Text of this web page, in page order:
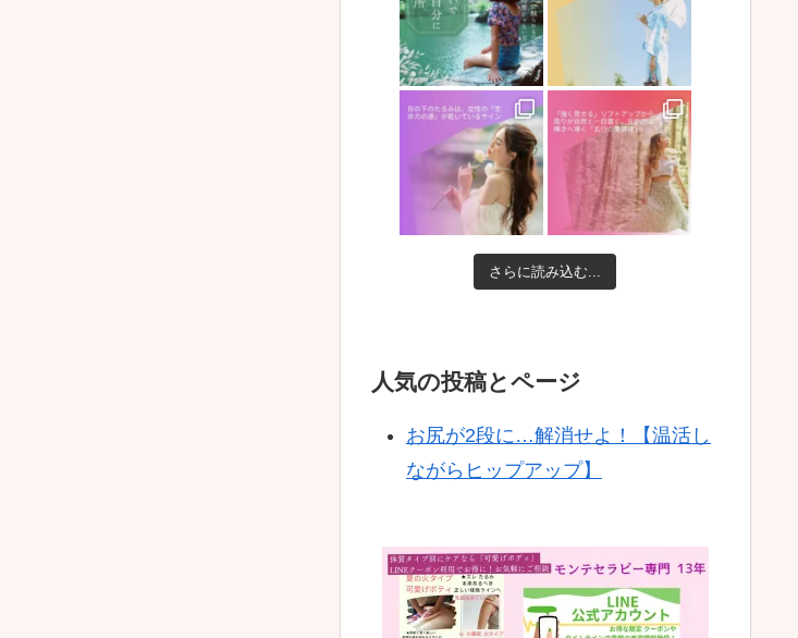
さらに読み込む...
人気の投稿とページ
お尻が2段に…解消せよ！【温活し
ながらヒップアップ】